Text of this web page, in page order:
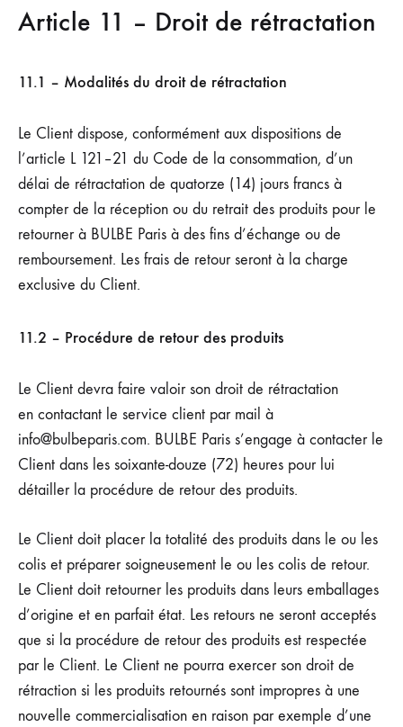
Article 11 – Droit de rétractation
11.1 – Modalités du droit de rétractation
Le Client dispose, conformément aux dispositions de
l’article L 121–21 du Code de la consommation, d’un
délai de rétractation de quatorze (14) jours francs à
compter de la réception ou du retrait des produits pour le
retourner à BULBE Paris à des fins d’échange ou de
remboursement. Les frais de retour seront à la charge
exclusive du Client.
11.2 – Procédure de retour des produits
Le Client devra faire valoir son droit de rétractation
en contactant le service client par mail à
info@bulbeparis.com. BULBE Paris s’engage à contacter le
Client dans les soixante-douze (72) heures pour lui
détailler la procédure de retour des produits.
Le Client doit placer la totalité des produits dans le ou les
colis et préparer soigneusement le ou les colis de retour.
Le Client doit retourner les produits dans leurs emballages
d’origine et en parfait état. Les retours ne seront acceptés
que si la procédure de retour des produits est respectée
par le Client. Le Client ne pourra exercer son droit de
rétraction si les produits retournés sont impropres à une
nouvelle commercialisation en raison par exemple d’une